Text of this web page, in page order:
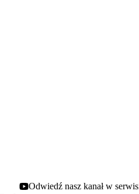
Youtube - otwiera się w nowej karcie
Odwiedź nasz kanał w